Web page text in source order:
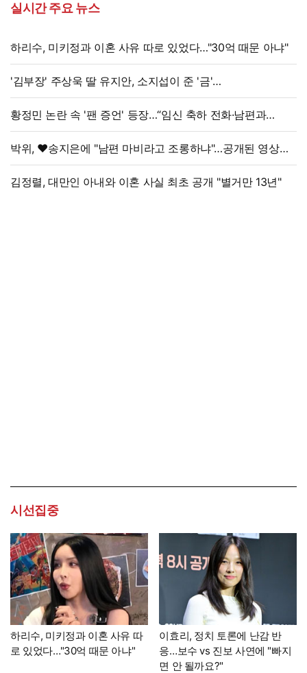
실시간 주요 뉴스
하리수, 미키정과 이혼 사유 따로 있었다…"30억 때문 아냐"
'김부장' 주상욱 딸 유지안, 소지섭이 준 '금'
방치했다…"비누인 줄"
황정민 논란 속 '팬 증언' 등장…“임신 축하 전화·남편과
식사도”
박위, ♥송지은에 "남편 마비라고 조롱하냐"…공개된 영상
보니
김정렬, 대만인 아내와 이혼 사실 최초 공개 "별거만 13년"
시선집중
하리수, 미키정과 이혼 사유 따
로 있었다…"30억 때문 아냐"
이효리, 정치 토론에 난감 반
응…보수 vs 진보 사연에 "빠지
면 안 될까요?"